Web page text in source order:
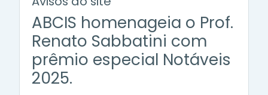
ABCIS homenageia o Prof.
Renato Sabbatini com
prêmio especial Notáveis
2025.